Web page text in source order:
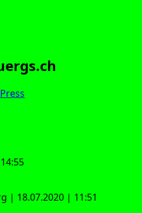
| 18.07.2020 | 11:51